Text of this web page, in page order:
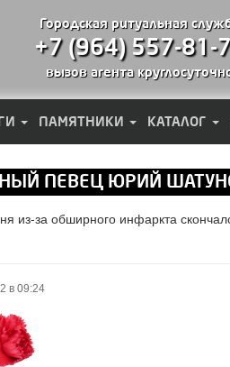
Городская ритуальная
+7 (964) 557-81-
вызов агента
ПАМЯТНИКИ КАТАЛОГ
ПЕВЕЦ ЮРИЙ
из-за обширного инфаркта
в 09:24